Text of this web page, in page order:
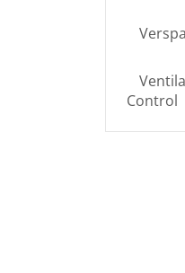
Control